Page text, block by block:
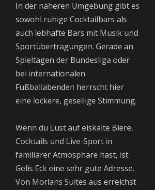
In der näheren Umgebung gibt es
sowohl ruhige Cocktailbars als
auch lebhafte Bars mit Musik und
Sportübertragungen. Gerade an
Spieltagen der Bundesliga oder
bei internationalen
Fußballabenden herrscht hier
eine lockere, gesellige Stimmung.
Wenn du Lust auf eiskalte Biere,
Cocktails und Live-Sport in
familiärer Atmosphäre hast, ist
Gelis Eck eine sehr gute Adresse.
Von Morlans Suites aus erreichst